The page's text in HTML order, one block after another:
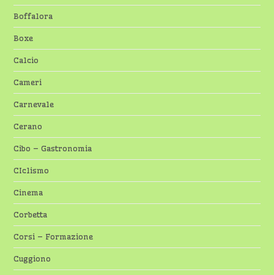
Boffalora
Boxe
Calcio
Cameri
Carnevale
Cerano
Cibo – Gastronomia
CIclismo
Cinema
Corbetta
Corsi – Formazione
Cuggiono